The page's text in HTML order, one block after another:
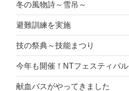
冬の風物詩～雪吊～
避難訓練を実施
技の祭典～技能まつり
今年も開催！NTフェスティバル
献血バスがやってきました